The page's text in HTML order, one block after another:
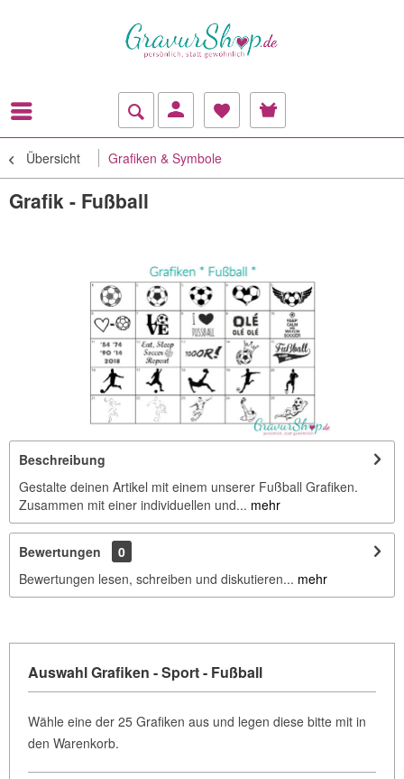
Übersicht Grafiken & Symbole
Grafik - Fußball
Beschreibung
Gestalte deinen Artikel mit einem unserer Fußball Grafiken.
Zusammen mit einer individuellen und... mehr
Bewertungen
0
Bewertungen lesen, schreiben und diskutieren... mehr
Auswahl Grafiken - Sport - Fußball
Wähle eine der 25 Grafiken aus und legen diese bitte mit in
den Warenkorb.